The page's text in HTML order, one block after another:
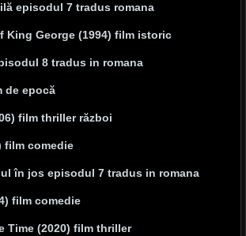
episodul 7 tradus romana
King George (1994) film istoric
8 tradus in romana
de epocă
film thriller război
film comedie
în jos episodul 7 tradus in romana
film comedie
Time (2020) film thriller